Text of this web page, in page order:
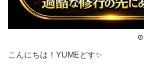
こんにちは！YUMEどす✨